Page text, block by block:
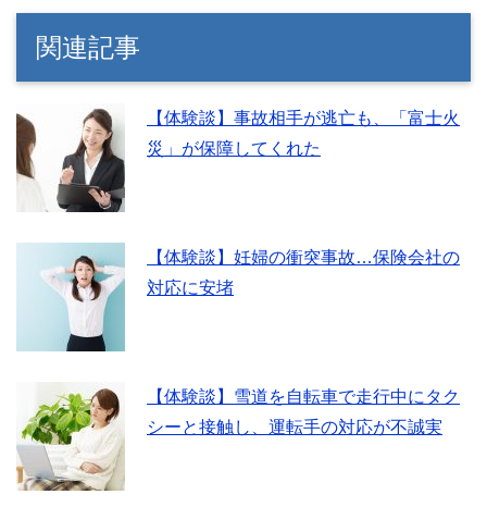
関連記事
【体験談】事故相手が逃亡も、「富士火
災」が保障してくれた
【体験談】妊婦の衝突事故…保険会社の
対応に安堵
【体験談】雪道を自転車で走行中にタク
シーと接触し、運転手の対応が不誠実